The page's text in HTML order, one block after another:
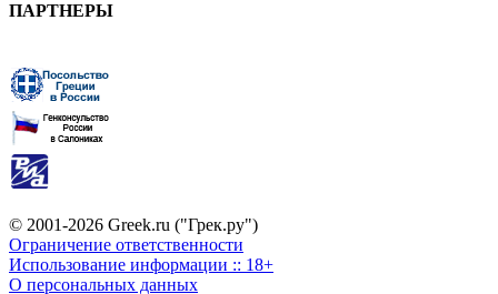
ПАРТНЕРЫ
© 2001-2026 Greek.ru ("Грек.ру")
Ограничение ответственности
Использование информации :: 18+
О персональных данных